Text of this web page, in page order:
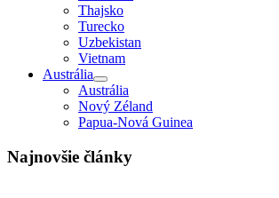
Thajsko
Turecko
Uzbekistan
Vietnam
Austrália
Austrália
Nový Zéland
Papua-Nová Guinea
Najnovšie články